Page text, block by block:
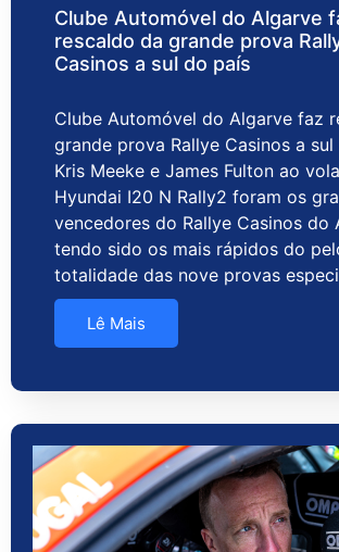
Clube Automóvel do Algarve
rescaldo da grande prova
Casinos a sul do país
Clube Automóvel do Algarve faz
grande prova Rallye Casinos a
Kris Meeke e James Fulton ao
Hyundai I20 N Rally2 foram os
vencedores do Rallye Casinos do
tendo sido os mais rápidos do
totalidade das nove provas
Lê Mais